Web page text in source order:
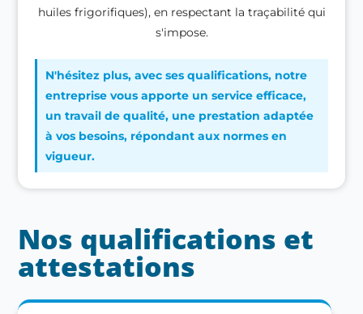
huiles frigorifiques), en respectant la traçabilité qui
s'impose.
N'hésitez plus, avec ses qualifications, notre
entreprise vous apporte un service efficace,
un travail de qualité, une prestation adaptée
à vos besoins, répondant aux normes en
vigueur.
Nos qualifications et
attestations